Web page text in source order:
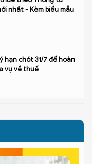
nhất - Kèm biểu mẫu
hạn chót 31/7 để hoàn
vụ về thuế